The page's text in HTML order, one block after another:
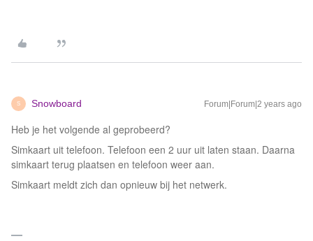
S Snowboard Forum|Forum|2 years ago
Heb je het volgende al geprobeerd?
Simkaart uit telefoon. Telefoon een 2 uur uit laten staan. Daarna
simkaart terug plaatsen en telefoon weer aan.
Simkaart meldt zich dan opnieuw bij het netwerk.